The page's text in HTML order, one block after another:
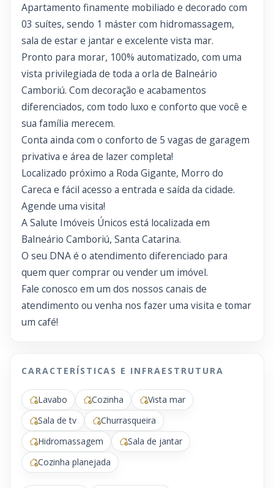
Apartamento finamente mobiliado e decorado com
03 suítes, sendo 1 máster com hidromassagem,
sala de estar e jantar e excelente vista mar.
Pronto para morar, 100% automatizado, com uma
vista privilegiada de toda a orla de Balneário
Camboriú. Com decoração e acabamentos
diferenciados, com todo luxo e conforto que você e
sua família merecem.
Conta ainda com o conforto de 5 vagas de garagem
privativa e área de lazer completa!
Localizado próximo a Roda Gigante, Morro do
Careca e fácil acesso a entrada e saída da cidade.
Agende uma visita!
A Salute Imóveis Únicos está localizada em
Balneário Camboriú, Santa Catarina.
O seu DNA é o atendimento diferenciado para
quem quer comprar ou vender um imóvel.
Fale conosco em um dos nossos canais de
atendimento ou venha nos fazer uma visita e tomar
um café!
CARACTERÍSTICAS E INFRAESTRUTURA
Lavabo Cozinha
Vista mar
Sala de tv
Churrasqueira
Hidromassagem
Sala de jantar
Cozinha planejada